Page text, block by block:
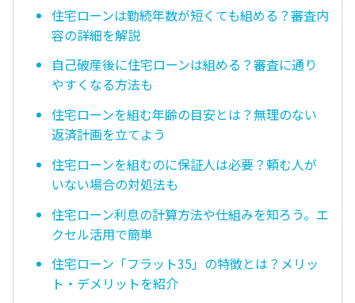
住宅ローンは勤続年数が短くても組める？審査内
容の詳細を解説
自己破産後に住宅ローンは組める？審査に通り
やすくなる方法も
住宅ローンを組む年齢の目安とは？無理のない
返済計画を立てよう
住宅ローンを組むのに保証人は必要？頼む人が
いない場合の対処法も
住宅ローン利息の計算方法や仕組みを知ろう。エ
クセル活用で簡単
住宅ローン「フラット35」の特徴とは？メリッ
ト・デメリットを紹介